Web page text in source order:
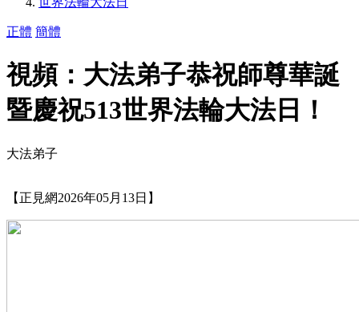
正體 簡體
視頻：大法弟子恭祝師尊華誕
暨慶祝513世界法輪大法日！
大法弟子
【正見網2026年05月13日】